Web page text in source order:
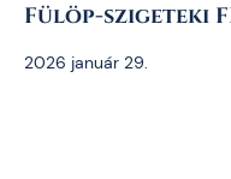
Fülöp-szigeteki
2026 január 29.